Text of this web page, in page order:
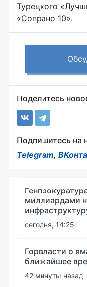
Турецкого
«Сопрано 10».
Поделитесь
Подпишитесь на
Telegram,
миллиардами
сегодня, 14:25
Горвласти о
ближайшее
42 минуты назад